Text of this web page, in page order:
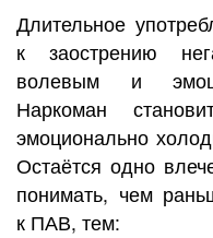
Длительное
к заострению
волевым и
Наркоман
эмоционально
Остаётся одно
понимать, чем
к ПАВ, тем: